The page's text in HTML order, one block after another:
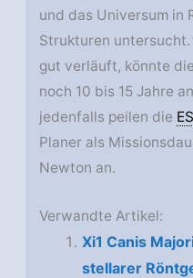
und das Universum in
Strukturen untersucht.
gut verläuft, könnte
noch 10 bis 15 Jahre
jedenfalls peilen die
Planer als
Newton an.
Verwandte Artikel:
Xi1 Canis
stellarer